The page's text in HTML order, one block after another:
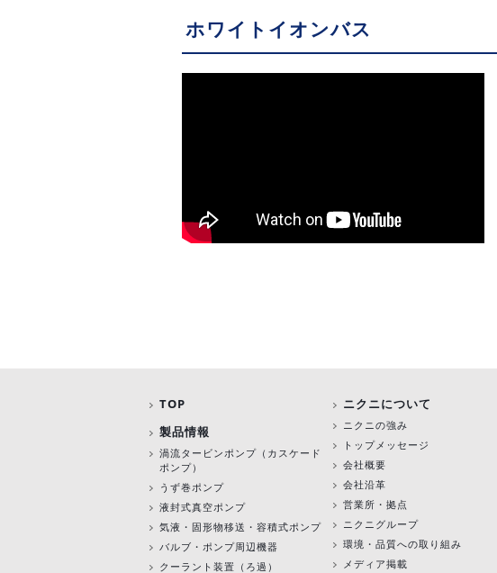
ホワイトイオンバス
TOP
製品情報
渦流タービンポンプ （カスケード
ポンプ）
うず巻ポンプ
液封式真空ポンプ
気液・固形物移送・容積式ポンプ
バルブ・ポンプ周辺機器
クーラント装置（ろ過）
ニクニについて
ニクニの強み
トップメッセージ
会社概要
会社沿革
営業所・拠点
ニクニグループ
環境・品質への取り組み
メディア掲載